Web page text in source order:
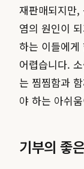
재판매되지만,
염의 원인이
하는 이들에게
어렵습니다.
는 찜찜함과
야 하는 아쉬
기부의 좋